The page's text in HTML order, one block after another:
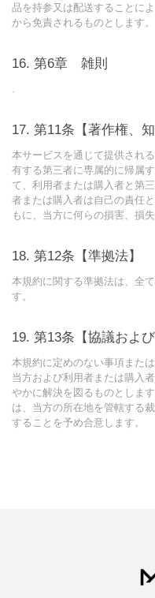
品を持参又は配送することに
から免責されるものとします。
第6章 雑則
.
第11条【著作権、知
本サービスを通じて提供され
有する第三者に専属的に帰属
て、利用者または購入者と第
者または購入者は自己の責任
もに、当方に何らの損害、損
第12条【準拠法】
本規約に関する準拠法は、全
す。
第13条【協議および
本規約に定めのない事項また
当方および利用者または購入
やかに解決を図るものとしま
は、当方の所在地を管轄する
することを予め合意します。